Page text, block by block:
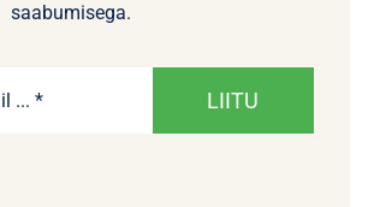
saabumisega.
LIITU